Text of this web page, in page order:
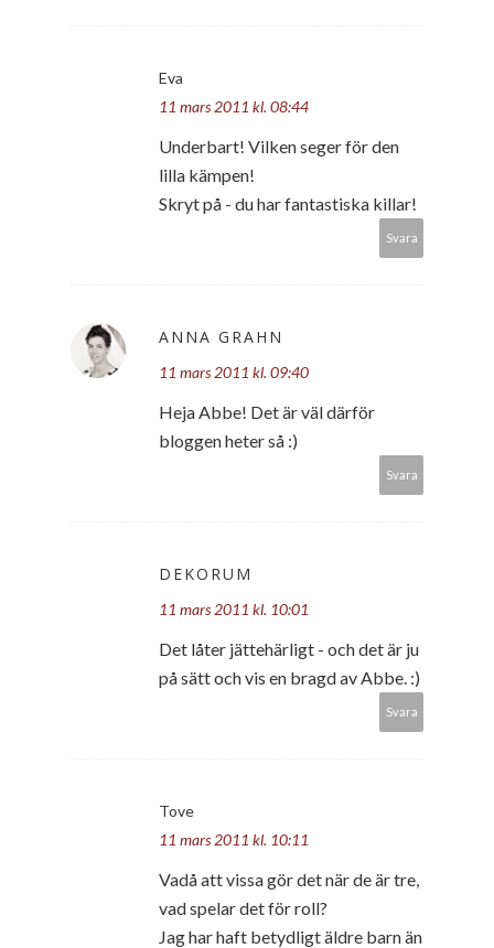
Eva
11 mars 2011 kl. 08:44
Underbart! Vilken seger för den
lilla kämpen!
Skryt på - du har fantastiska killar!
Svara
ANNA GRAHN
11 mars 2011 kl. 09:40
Heja Abbe! Det är väl därför
bloggen heter så :)
Svara
DEKORUM
11 mars 2011 kl. 10:01
Det låter jättehärligt - och det är ju
på sätt och vis en bragd av Abbe. :)
Svara
Tove
11 mars 2011 kl. 10:11
Vadå att vissa gör det när de är tre,
vad spelar det för roll?
Jag har haft betydligt äldre barn än